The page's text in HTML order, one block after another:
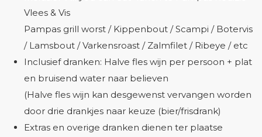
Vlees & Vis
Pampas grill worst / Kippenbout / Scampi / Botervis
/ Lamsbout / Varkensroast / Zalmfilet / Ribeye / etc
Inclusief dranken: Halve fles wijn per persoon + plat
en bruisend water naar believen
(Halve fles wijn kan desgewenst vervangen worden
door drie drankjes naar keuze (bier/frisdrank)
Extras en overige dranken dienen ter plaatse